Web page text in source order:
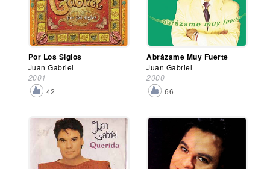
Por Los Siglos
Juan Gabriel
2001
42
Abrázame Muy Fuerte
Juan Gabriel
2000
66